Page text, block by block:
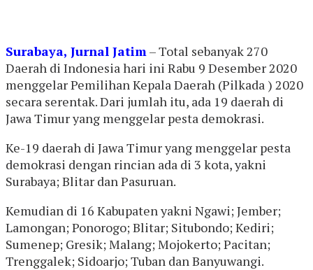
Surabaya, Jurnal Jatim – Total sebanyak 270
Daerah di Indonesia hari ini Rabu 9 Desember 2020
menggelar Pemilihan Kepala Daerah (Pilkada ) 2020
secara serentak. Dari jumlah itu, ada 19 daerah di
Jawa Timur yang menggelar pesta demokrasi.
Ke-19 daerah di Jawa Timur yang menggelar pesta
demokrasi dengan rincian ada di 3 kota, yakni
Surabaya; Blitar dan Pasuruan.
Kemudian di 16 Kabupaten yakni Ngawi; Jember;
Lamongan; Ponorogo; Blitar; Situbondo; Kediri;
Sumenep; Gresik; Malang; Mojokerto; Pacitan;
Trenggalek; Sidoarjo; Tuban dan Banyuwangi.